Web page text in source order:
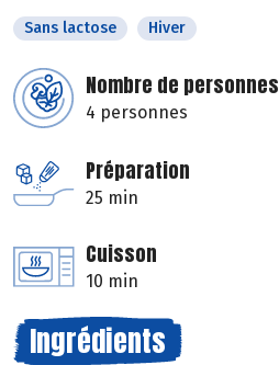
Sans lactose Hiver
Nombre de personnes
4 personnes
Préparation
25 min
Cuisson
10 min
Ingrédients